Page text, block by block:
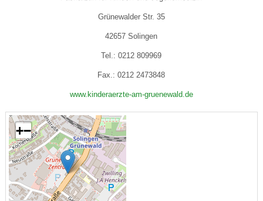
Grünewalder Str. 35
42657 Solingen
Tel.: 0212 809969
Fax.: 0212 2473848
www.kinderaerzte-am-gruenewald.de
+−